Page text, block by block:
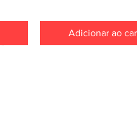
Adicionar ao